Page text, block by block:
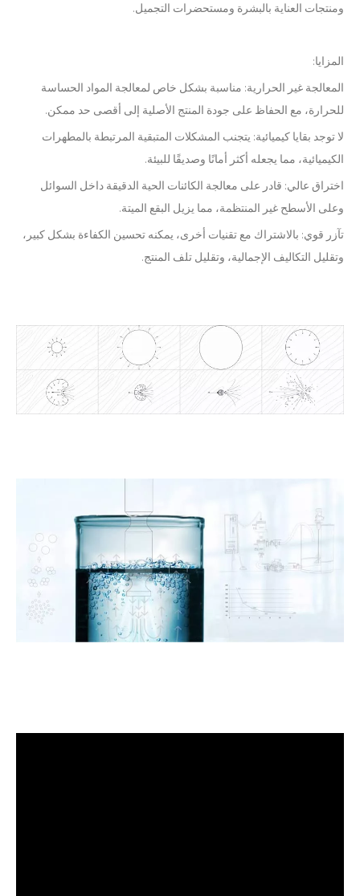
ومنتجات العناية بالبشرة ومستحضرات التجميل.
المزايا:
المعالجة غير الحرارية: مناسبة بشكل خاص لمعالجة المواد الحساسة
للحرارة، مع الحفاظ على جودة المنتج الأصلية إلى أقصى حد ممكن.
لا توجد بقايا كيميائية: يتجنب المشكلات المتبقية المرتبطة بالمطهرات
الكيميائية، مما يجعله أكثر أمانًا وصديقًا للبيئة.
اختراق عالي: قادر على معالجة الكائنات الحية الدقيقة داخل السوائل
وعلى الأسطح غير المنتظمة، مما يزيل البقع الميتة.
تآزر قوي: بالاشتراك مع تقنيات أخرى، يمكنه تحسين الكفاءة بشكل كبير،
وتقليل التكاليف الإجمالية، وتقليل تلف المنتج.